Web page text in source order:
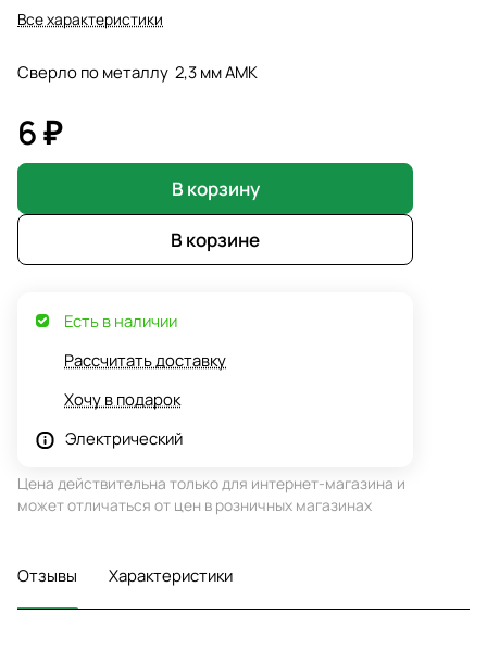
Все характеристики
Сверло по металлу 2,3 мм АМК
6 ₽
В корзину
В корзине
Есть в наличии
Рассчитать доставку
Хочу в подарок
Электрический
Цена действительна только для интернет-магазина и
может отличаться от цен в розничных магазинах
Отзывы Характеристики